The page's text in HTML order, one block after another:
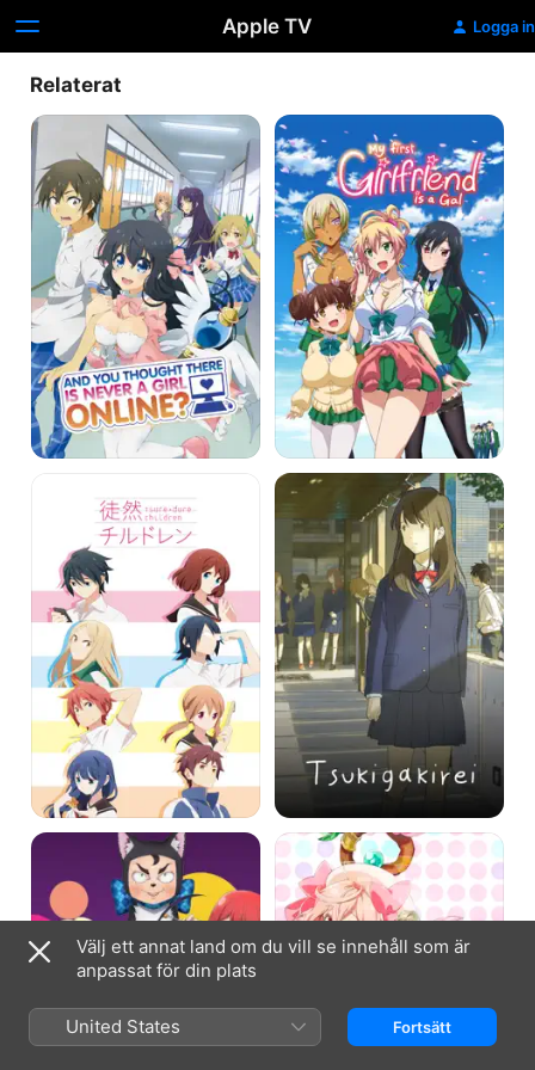
Apple TV Logga in
Relaterat
And
You
Thought
There
Is
Never
Girl
Online?
My
First
Girlfriend
Is
a
Gal
Tsukigakirei
Love
Recovery
of
an
MMO
Junkie
Välj ett annat land om du vill se innehåll som är
anpassat för din plats
United States Fortsätt